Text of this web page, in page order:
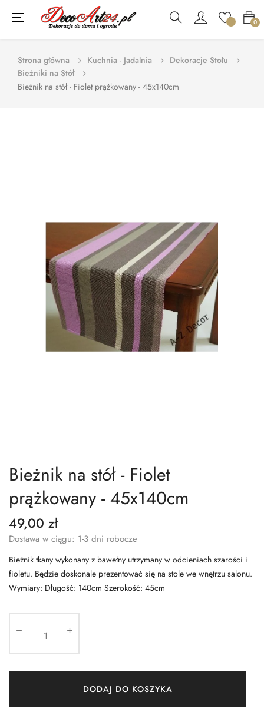
0
Toggle
navigation
☰
Strona główna Kuchnia - Jadalnia
Dekoracje Stołu
Bieżniki na Stół
Bieżnik na stół - Fiolet prążkowany - 45x140cm
Bieżnik na stół - Fiolet
prążkowany - 45x140cm
49,00 zł
Dostawa w ciągu: 1-3 dni robocze
Bieżnik tkany wykonany z bawełny utrzymany w odcieniach szarości i
fioletu. Będzie doskonale prezentować się na stole we wnętrzu salonu.
Wymiary: Długość: 140cm Szerokość: 45cm
DODAJ DO KOSZYKA